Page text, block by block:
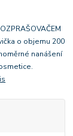
o objemu 200
nanášení